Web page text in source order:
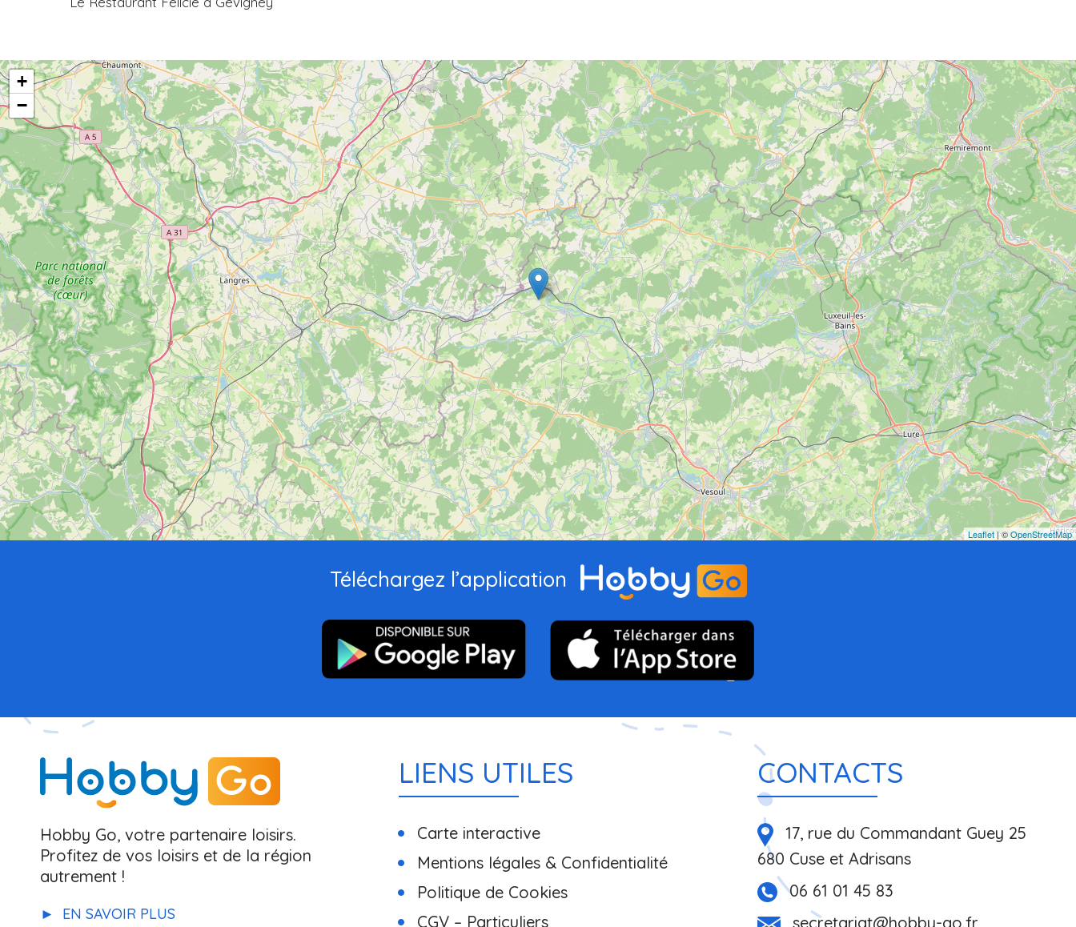
+
−
Leaflet | ©OpenStreetMap
Téléchargez l’application
Hobby Go, votre partenaire loisirs.
Profitez de vos loisirs et de la région
autrement !
EN SAVOIR PLUS
LIENS UTILES
Carte interactive
Mentions légales & Confidentialité
Politique de Cookies
CGV – Particuliers
CONTACTS
17, rue du Commandant Guey 25
680 Cuse et Adrisans
06 61 01 45 83
secretariat@hobby-go.fr